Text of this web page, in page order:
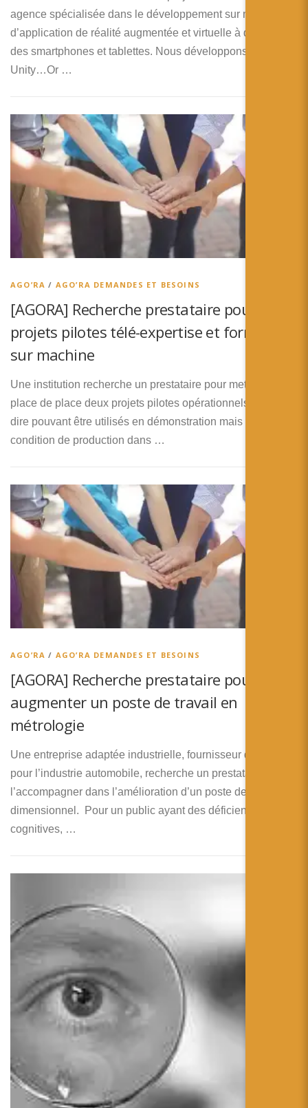
agence spécialisée dans le développement sur mesure
d’application de réalité augmentée et virtuelle à destination
des smartphones et tablettes. Nous développons sous
Unity…Or …
AGO’RA / AGO’RA DEMANDES ET BESOINS
[AGORA] Recherche prestataire pour
projets pilotes télé-expertise et formation
sur machine
Une institution recherche un prestataire pour mettre en
place de place deux projets pilotes opérationnels, c’est à
dire pouvant être utilisés en démonstration mais aussi en
condition de production dans …
AGO’RA / AGO’RA DEMANDES ET BESOINS
[AGORA] Recherche prestataire pour
augmenter un poste de travail en
métrologie
Une entreprise adaptée industrielle, fournisseur de rang 1
pour l’industrie automobile, recherche un prestataire pour
l’accompagner dans l’amélioration d’un poste de contrôle
dimensionnel. Pour un public ayant des déficiences
cognitives, …